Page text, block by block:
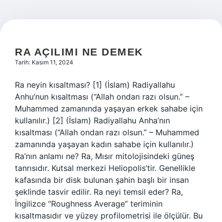
RA AÇILIMI NE DEMEK
Tarih: Kasım 11, 2024
Ra neyin kısaltması? [1] (İslam) Radiyallahu
Anhu’nun kısaltması (“Allah ondan razı olsun.” –
Muhammed zamanında yaşayan erkek sahabe için
kullanılır.) [2] (İslam) Radiyallahu Anha’nın
kısaltması (“Allah ondan razı olsun.” – Muhammed
zamanında yaşayan kadın sahabe için kullanılır.)
Ra’nın anlamı ne? Ra, Mısır mitolojisindeki güneş
tanrısıdır. Kutsal merkezi Heliopolis’tir. Genellikle
kafasında bir disk bulunan şahin başlı bir insan
şeklinde tasvir edilir. Ra neyi temsil eder? Ra,
İngilizce “Roughness Average” teriminin
kısaltmasıdır ve yüzey profilometrisi ile ölçülür. Bu